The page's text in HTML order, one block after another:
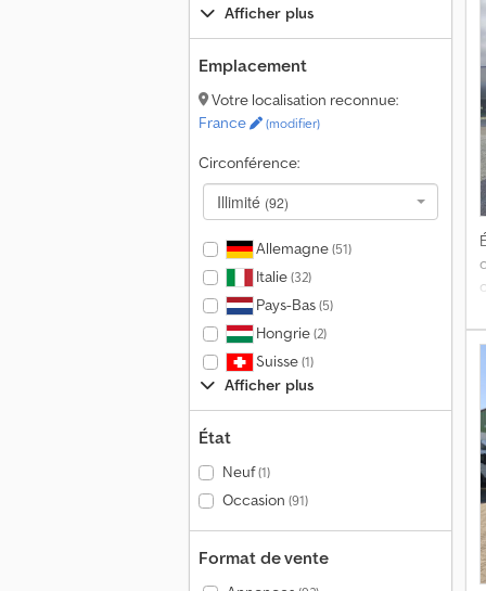
Afficher plus
Emplacement
Votre localisation reconnue:
France
(modifier)
Circonférence:
Illimité (92)
Allemagne(51)
Italie(32)
Pays-Bas(5)
Hongrie(2)
Suisse(1)
Afficher plus
État
Neuf(1)
Occasion (91)
Format de vente